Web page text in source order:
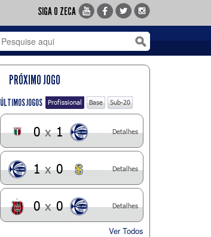
SIGA O ZECA
PRÓXIMO JOGO
ÚLTIMOS JOGOS Profissional Base Sub-20
0 x 1 Detalhes
1 x 0 Detalhes
0 x 0 Detalhes
Ver Todos